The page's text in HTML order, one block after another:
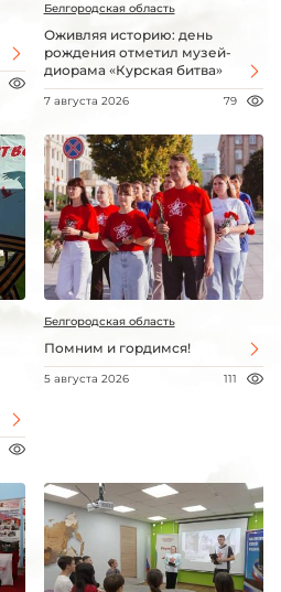
Белгородская область
Оживляя историю: день
рождения отметил музей-
диорама «Курская битва»
7 августа 2026 79
Белгородская область
Помним и гордимся!
5 августа 2026 111